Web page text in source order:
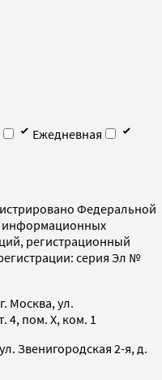
Ежедневная
Федеральной
информационных
регистрационный
серия Эл №
Москва, ул.
4, пом. X, ком. 1
Звенигородская 2-я, д.